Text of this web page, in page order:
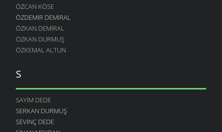
ÖZCAN KÖSE
ÖZDEMIR DEMIRAL
ÖZKAN DEMIRAL
ÖZKAN DURMUŞ
ÖZKEMAL ALTUN
S
SAYIM DEDE
SERKAN DURMUŞ
SEVINÇ DEDE